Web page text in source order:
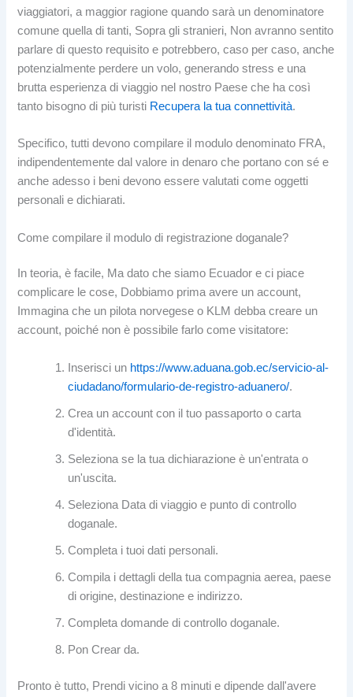
viaggiatori, a maggior ragione quando sarà un denominatore
comune quella di tanti, Sopra gli stranieri, Non avranno sentito
parlare di questo requisito e potrebbero, caso per caso, anche
potenzialmente perdere un volo, generando stress e una
brutta esperienza di viaggio nel nostro Paese che ha così
tanto bisogno di più turisti Recupera la tua connettività.
Specifico, tutti devono compilare il modulo denominato FRA,
indipendentemente dal valore in denaro che portano con sé e
anche adesso i beni devono essere valutati come oggetti
personali e dichiarati.
Come compilare il modulo di registrazione doganale?
In teoria, è facile, Ma dato che siamo Ecuador e ci piace
complicare le cose, Dobbiamo prima avere un account,
Immagina che un pilota norvegese o KLM debba creare un
account, poiché non è possibile farlo come visitatore:
Inserisci un https://www.aduana.gob.ec/servicio-al-
ciudadano/formulario-de-registro-aduanero/.
Crea un account con il tuo passaporto o carta
d'identità.
Seleziona se la tua dichiarazione è un'entrata o
un'uscita.
Seleziona Data di viaggio e punto di controllo
doganale.
Completa i tuoi dati personali.
Compila i dettagli della tua compagnia aerea, paese
di origine, destinazione e indirizzo.
Completa domande di controllo doganale.
Pon Crear da.
Pronto è tutto, Prendi vicino a 8 minuti e dipende dall'avere